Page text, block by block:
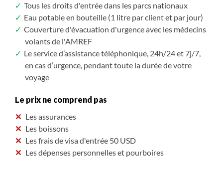
de chimpanzés peuvent parcourir de grandes
distances, et la marche d’approche dans la forêt de
Kibale pour les retrouver sera remplie de
rencontres fascinantes et mémorables
Trekking avec les chimpanzés : 2 heures ou plus, en
fonction de où se trouvent les chimpanzés.
Tous les droits d'entrée dans les parcs nationaux
Eau potable en bouteille (1 litre par client et par jour)
Couverture d'évacuation d'urgence avec les médecins
volants de l'AMREF
Le service d’assistance téléphonique, 24h/24 et 7j/7,
en cas d’urgence, pendant toute la durée de votre
voyage
Le prix ne comprend pas
Les assurances
Les boissons
Les frais de visa d'entrée 50 USD
Les dépenses personnelles et pourboires